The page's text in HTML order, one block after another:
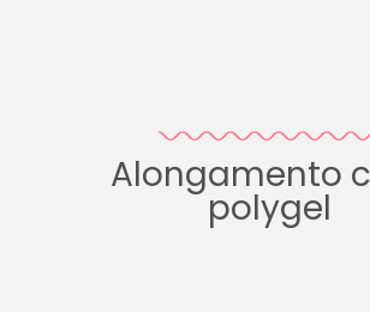
Alongamento
polygel